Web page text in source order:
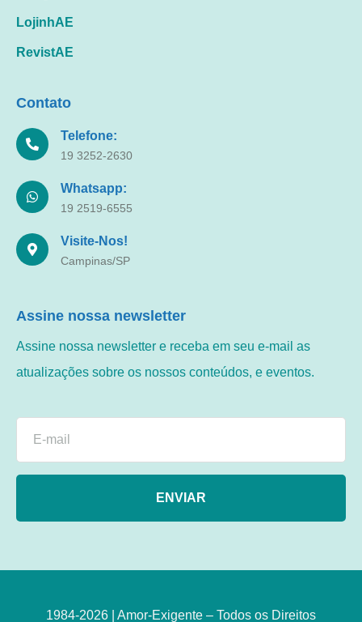
LojinhAE
RevistAE
Contato
Telefone:
19 3252-2630
Whatsapp:
19 2519-6555
Visite-Nos!
Campinas/SP
Assine nossa newsletter
Assine nossa newsletter e receba em seu e-mail as
atualizações sobre os nossos conteúdos, e eventos.
ENVIAR
1984-2026 | Amor-Exigente – Todos os Direitos